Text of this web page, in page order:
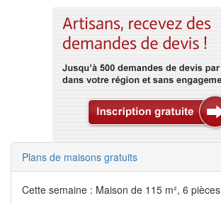
Plans de maisons gratuits
Cette semaine : Maison de 115 m², 6 pièces